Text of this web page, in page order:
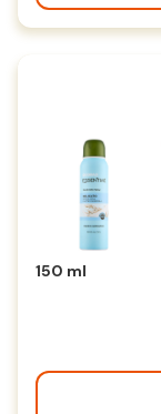
150 ml